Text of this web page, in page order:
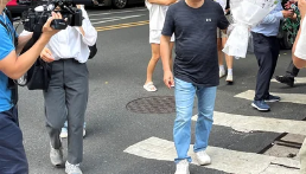
nord
wahrheit
verlag